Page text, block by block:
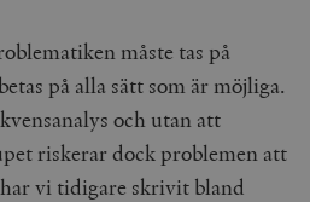
måste tas på
på alla sätt som är möjliga.
och utan att
riskerar dock problemen att
vi tidigare skrivit bland